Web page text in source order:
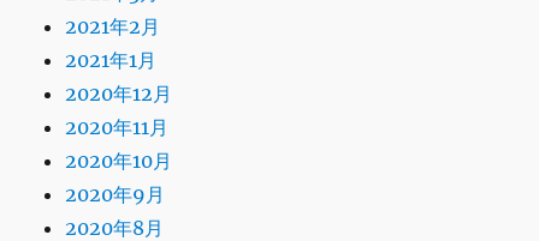
2021年2月
2021年1月
2020年12月
2020年11月
2020年10月
2020年9月
2020年8月